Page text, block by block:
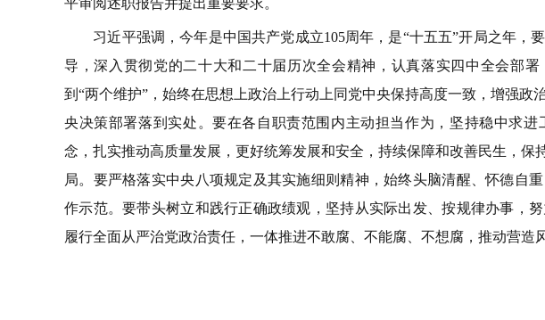
平审阅述职报告并提出重要要求。
习近平强调，今年是中国共产党成立105周年，是“十五五”开局之年，
导，深入贯彻党的二十大和二十届历次全会精神，认真落实四中全会部署
到“两个维护”，始终在思想上政治上行动上同党中央保持高度一致，增强政
央决策部署落到实处。要在各自职责范围内主动担当作为，坚持稳中求
念，扎实推动高质量发展，更好统筹发展和安全，持续保障和改善民生，保
局。要严格落实中央八项规定及其实施细则精神，始终头脑清醒、怀德自
作示范。要带头树立和践行正确政绩观，坚持从实际出发、按规律办事，
履行全面从严治党政治责任，一体推进不敢腐、不能腐、不想腐，推动营造